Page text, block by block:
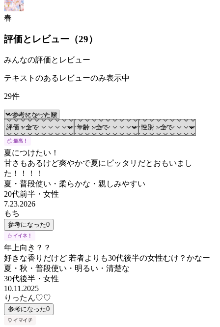
春
評価とレビュー（29）
みんなの評価とレビュー
テキストのあるレビューのみ表示中
29件
夏につけたい！
甘さもあるけど爽やかで夏にピッタリだとおもいまし
た！！！！
夏・普段使い・柔らかな・親しみやすい
20代前半 ・ 女性
7.23.2026
もち
参考になった0
年上向き？？
好きな香りだけど 若者よりも30代後半の女性むけ？かなー
夏・秋・普段使い・明るい・清楚な
30代後半 ・ 女性
10.11.2025
りったん♡♡
参考になった0